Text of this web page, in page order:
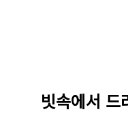
빗속에서 드